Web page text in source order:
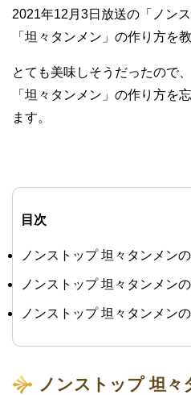
2021年12月3日放送の「ノン
「坦々タンメン」の作り方を
とても美味しそうだったので
「坦々タンメン」の作り方を
ます。
目次
ノンストップ 坦々タンメン
ノンストップ 坦々タンメン
ノンストップ 坦々タンメン
ノンストップ 坦